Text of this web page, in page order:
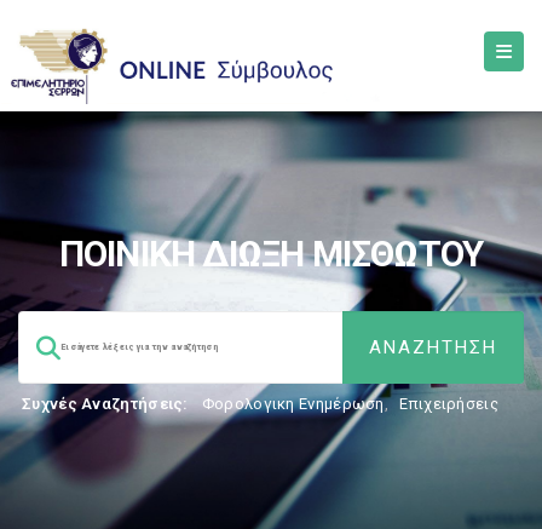
ΠΟΙΝΙΚΗ ΔΙΩΞΗ ΜΙΣΘΩΤΟΥ
Συχνές Αναζητήσεις: Φορολογικη Ενημέρωση, Επιχειρήσεις